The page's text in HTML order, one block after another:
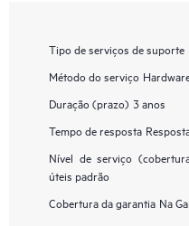
Tipo de serviços de suporte
Método do serviço
Duração (prazo) 3 anos
Tempo de resposta
Nível de serviço
úteis padrão
Cobertura da garantia Na